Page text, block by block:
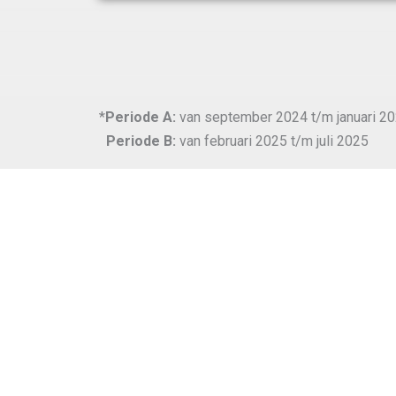
*Periode A: van september 2024 t/m januari
Periode B: van februari 2025 t/m juli 2025